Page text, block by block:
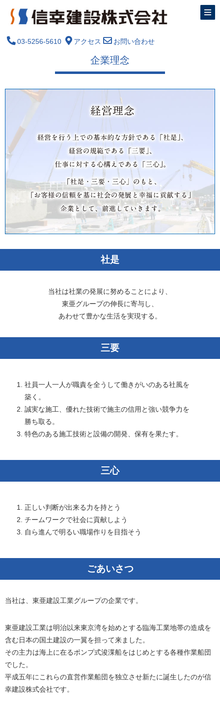
03-5256-5610 アクセス お問い合わせ
企業理念
社是
当社は社業の発展に努めることにより、
東亜グループの伸長に寄与し、
あわせて豊かな生活を実現する。
三要
社員一人一人が職責を全うして働きがいのある社風を
築く。
誠実な施工、優れた技術で施主の信用と強い競争力を
勝ち取る。
特色のある施工技術と設備の開発、保有を果たす。
三心
正しい判断が出来る力を持とう
チームワークで社会に貢献しよう
自ら進んで明るい職場作りを目指そう
ごあいさつ
当社は、東亜建設工業グループの企業です。
東亜建設工業は明治以来東京湾を始めとする臨海工業地帯の造成を
含む日本の国土建設の一翼を担って来ました。
その主力は海上に在るポンプ式浚渫船をはじめとする各種作業船団
でした。
平成五年にこれらの直営作業船団を独立させ新たに誕生したのが信
幸建設株式会社です。